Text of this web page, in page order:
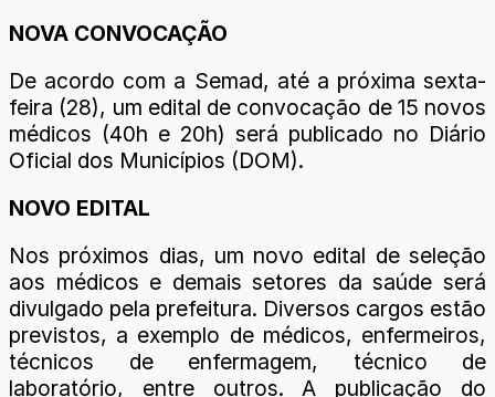
NOVA CONVOCAÇÃO
De acordo com a Semad, até a próxima sexta-
feira (28), um edital de convocação de 15 novos
médicos (40h e 20h) será publicado no Diário
Oficial dos Municípios (DOM).
NOVO EDITAL
Nos próximos dias, um novo edital de seleção
aos médicos e demais setores da saúde será
divulgado pela prefeitura. Diversos cargos estão
previstos, a exemplo de médicos, enfermeiros,
técnicos de enfermagem, técnico de
laboratório, entre outros. A publicação do